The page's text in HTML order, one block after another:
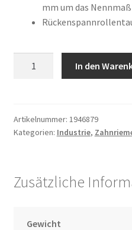
Shop
Versandarten
Wiederruf
mm um das Nennmaß
In den
Artikelnummer: 1946879
Kategorien: Industrie,
Zusätzliche
Gewicht